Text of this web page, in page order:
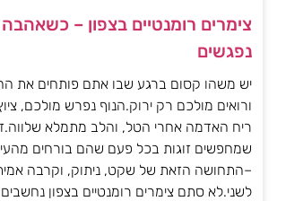
צימרים רומנטיים בצפון –
נפגשים
יש משהו קסום ברגע שבו אתם פותחים את
ורואים מולכם רק ירוק.הנוף נפרש מולכם,
ריח האדמה אחרי הטל, והלב מתמלא
שמחפשים זוגות בכל פעם שהם בורחים
–התחושה הזאת של שקט, ניתוק, וקרבה
לשני.לא סתם צימרים רומנטיים בצפון